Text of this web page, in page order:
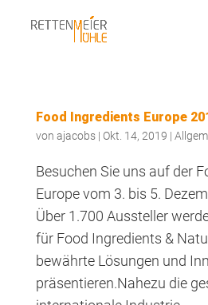
Food Ingredients Europe
von ajacobs| Okt. 14, 2019 |
Besuchen Sie uns auf der
Europe vom 3. bis 5.
Über 1.700 Aussteller
für Food Ingredients &
bewährte Lösungen und
präsentieren.Nahezu die